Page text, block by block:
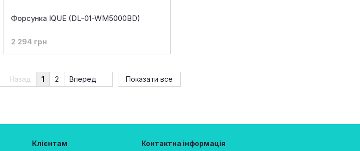
Форсунка IQUE (DL-01-WM5000BD)
2 294 грн
Назад 1 2 Вперед Показати все
Клієнтам Контактна інформація